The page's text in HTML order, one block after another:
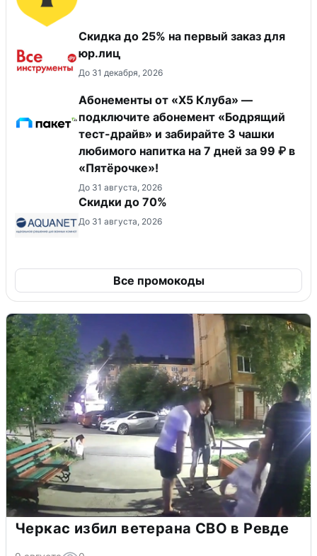
Скидка до 25% на первый заказ для
юр.лиц
До 31 декабря, 2026
Абонементы от «Х5 Клуба» —
подключите абонемент «Бодрящий
тест-драйв» и забирайте 3 чашки
любимого напитка на 7 дней за 99 ₽ в
«Пятёрочке»!
До 31 августа, 2026
Скидки до 70%
До 31 августа, 2026
Все промокоды
Черкас избил ветерана СВО в Ревде